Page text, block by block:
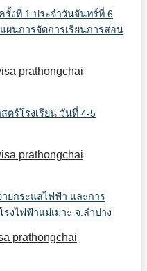
รั้งที่ 1 ประจำวันจันทร์ที่ 6
ผนการจัดการเรียนการสอน
prathongchai
ตร์โรงเรียน วันที่ 4-5
prathongchai
ยกระแสไฟฟ้า และการ
งไฟฟ้าแม่เมาะ จ.ลำปาง
prathongchai